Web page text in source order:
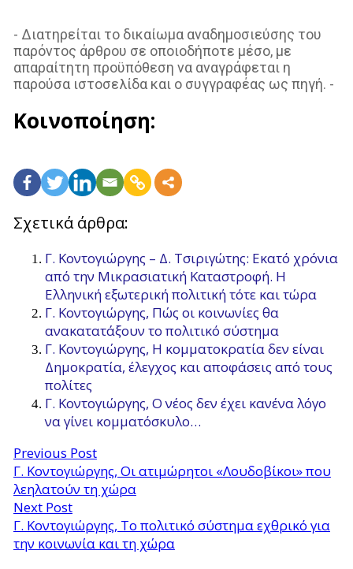
- Διατηρείται το δικαίωμα αναδημοσιεύσης του
παρόντος άρθρου σε οποιοδήποτε μέσο, με
απαραίτητη προϋπόθεση να αναγράφεται η
παρούσα ιστοσελίδα και ο συγγραφέας ως πηγή. -
Κοινοποίηση:
Σχετικά άρθρα:
Γ. Κοντογιώργης – Δ. Τσιριγώτης: Εκατό χρόνια
από την Μικρασιατική Καταστροφή. Η
Ελληνική εξωτερική πολιτική τότε και τώρα
Γ. Κοντογιώργης, Πώς οι κοινωνίες θα
ανακατατάξουν το πολιτικό σύστημα
Γ. Κοντογιώργης, Η κομματοκρατία δεν είναι
Δημοκρατία, έλεγχος και αποφάσεις από τους
πολίτες
Γ. Κοντογιώργης, Ο νέος δεν έχει κανένα λόγο
να γίνει κομματόσκυλο…
Previous Post
Γ. Κοντογιώργης, Οι ατιμώρητοι «Λουδοβίκοι» που
λεηλατούν τη χώρα
Next Post
Γ. Κοντογιώργης, Το πολιτικό σύστημα εχθρικό για
την κοινωνία και τη χώρα